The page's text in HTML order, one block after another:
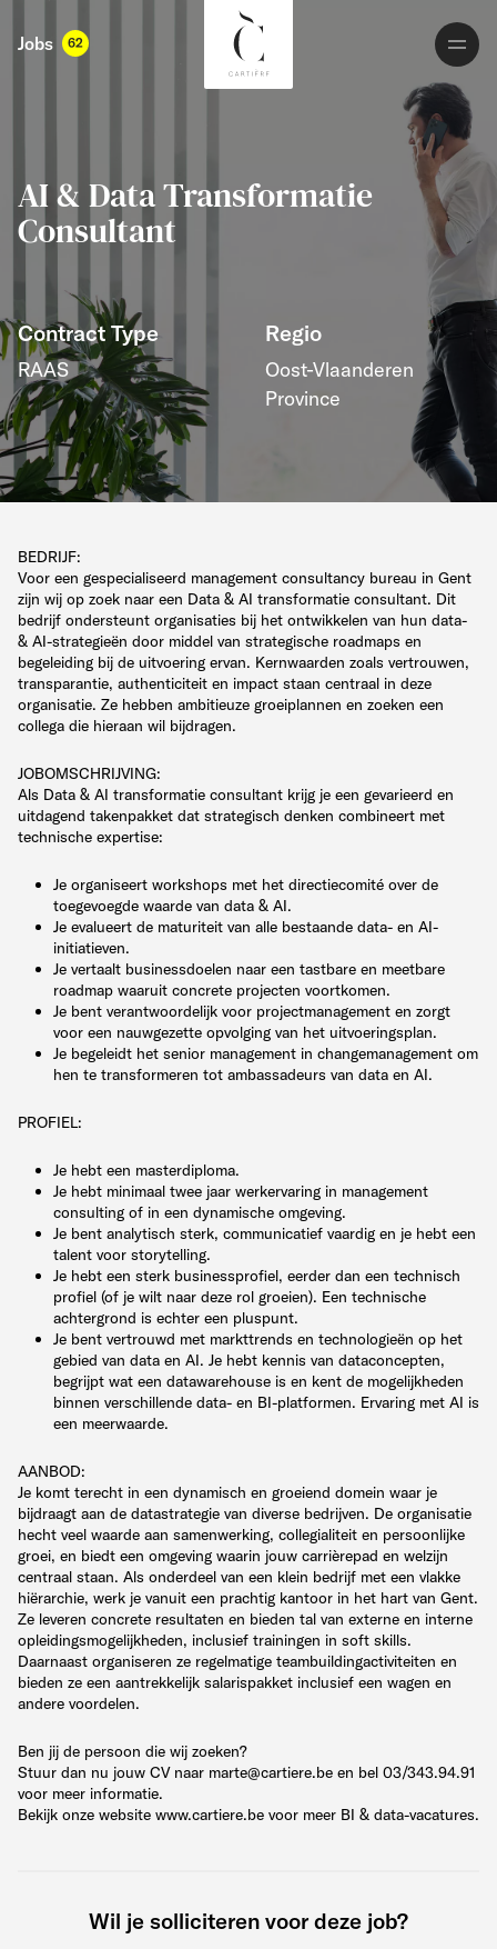
Jobs 62
AI & Data Transformatie
Consultant
Contract Type
RAAS
Regio
Oost-Vlaanderen
Province
BEDRIJF:
Voor een gespecialiseerd management consultancy bureau in Gent
zijn wij op zoek naar een Data & AI transformatie consultant. Dit
bedrijf ondersteunt organisaties bij het ontwikkelen van hun data-
& AI-strategieën door middel van strategische roadmaps en
begeleiding bij de uitvoering ervan. Kernwaarden zoals vertrouwen,
transparantie, authenticiteit en impact staan centraal in deze
organisatie. Ze hebben ambitieuze groeiplannen en zoeken een
collega die hieraan wil bijdragen.
JOBOMSCHRIJVING:
Als Data & AI transformatie consultant krijg je een gevarieerd en
uitdagend takenpakket dat strategisch denken combineert met
technische expertise:
Je organiseert workshops met het directiecomité over de
toegevoegde waarde van data & AI.
Je evalueert de maturiteit van alle bestaande data- en AI-
initiatieven.
Je vertaalt businessdoelen naar een tastbare en meetbare
roadmap waaruit concrete projecten voortkomen.
Je bent verantwoordelijk voor projectmanagement en zorgt
voor een nauwgezette opvolging van het uitvoeringsplan.
Je begeleidt het senior management in changemanagement om
hen te transformeren tot ambassadeurs van data en AI.
PROFIEL:
Je hebt een masterdiploma.
Je hebt minimaal twee jaar werkervaring in management
consulting of in een dynamische omgeving.
Je bent analytisch sterk, communicatief vaardig en je hebt een
talent voor storytelling.
Je hebt een sterk businessprofiel, eerder dan een technisch
profiel (of je wilt naar deze rol groeien). Een technische
achtergrond is echter een pluspunt.
Je bent vertrouwd met markttrends en technologieën op het
gebied van data en AI. Je hebt kennis van dataconcepten,
begrijpt wat een datawarehouse is en kent de mogelijkheden
binnen verschillende data- en BI-platformen. Ervaring met AI is
een meerwaarde.
AANBOD:
Je komt terecht in een dynamisch en groeiend domein waar je
bijdraagt aan de datastrategie van diverse bedrijven. De organisatie
hecht veel waarde aan samenwerking, collegialiteit en persoonlijke
groei, en biedt een omgeving waarin jouw carrièrepad en welzijn
centraal staan. Als onderdeel van een klein bedrijf met een vlakke
hiërarchie, werk je vanuit een prachtig kantoor in het hart van Gent.
Ze leveren concrete resultaten en bieden tal van externe en interne
opleidingsmogelijkheden, inclusief trainingen in soft skills.
Daarnaast organiseren ze regelmatige teambuildingactiviteiten en
bieden ze een aantrekkelijk salarispakket inclusief een wagen en
andere voordelen.
Ben jij de persoon die wij zoeken?
Stuur dan nu jouw CV naar marte@cartiere.be en bel 03/343.94.91
voor meer informatie.
Bekijk onze website www.cartiere.be voor meer BI & data-vacatures.
Wil je solliciteren voor deze job?